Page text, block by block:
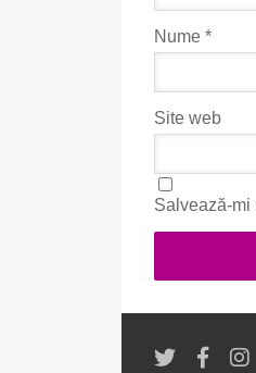
Nume *
Site web
Salvează-mi